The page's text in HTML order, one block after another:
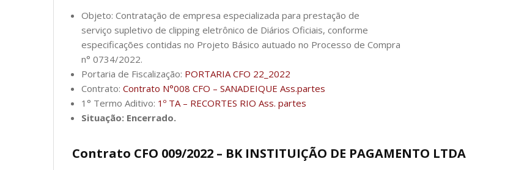
Objeto: Contratação de empresa especializada para prestação de
serviço supletivo de clipping eletrônico de Diários Oficiais, conforme
especificações contidas no Projeto Básico autuado no Processo de Compra
n° 0734/2022.
Portaria de Fiscalização: PORTARIA CFO 22_2022
Contrato: Contrato N°008 CFO – SANADEIQUE Ass.partes
1° Termo Aditivo: 1º TA – RECORTES RIO Ass. partes
Situação: Encerrado.
Contrato CFO 009/2022 – BK INSTITUIÇÃO DE PAGAMENTO LTDA